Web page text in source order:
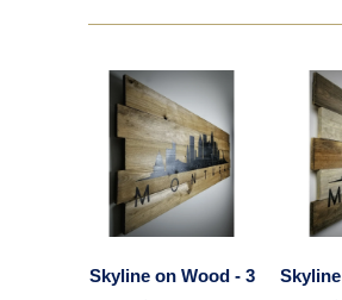
Skyline on Wood - 3